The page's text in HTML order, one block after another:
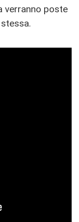
verranno poste